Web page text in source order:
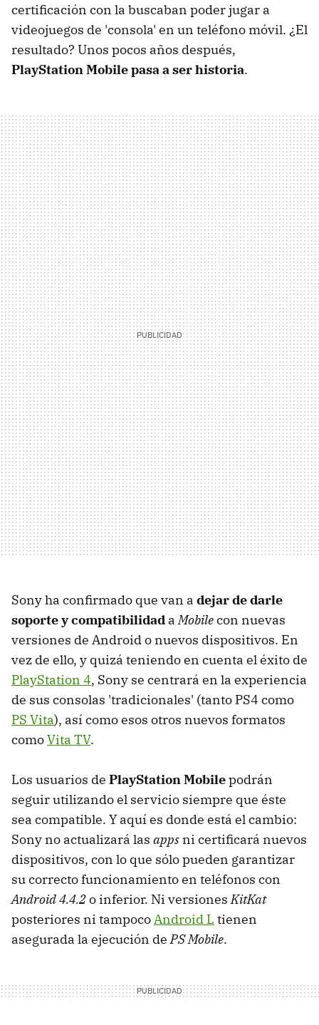
certificación con la buscaban poder jugar a
videojuegos de 'consola' en un teléfono móvil. ¿El
resultado? Unos pocos años después,
PlayStation Mobile pasa a ser historia.
Sony ha confirmado que van a dejar de darle
soporte y compatibilidad aMobilecon nuevas
versiones de Android o nuevos dispositivos. En
vez de ello, y quizá teniendo en cuenta el éxito de
PlayStation 4, Sony se centrará en la experiencia
de sus consolas 'tradicionales' (tanto PS4 como
PS Vita), así como esos otros nuevos formatos
comoVita TV.
Los usuarios de PlayStation Mobilepodrán
seguir utilizando el servicio siempre que éste
sea compatible. Y aquí es donde está el cambio:
Sony no actualizará las apps ni certificará nuevos
dispositivos, con lo que sólo pueden garantizar
su correcto funcionamiento en teléfonos con
Android 4.4.2o inferior. Ni versionesKitKat
posteriores ni tampocoAndroid L tienen
asegurada la ejecución dePS Mobile.